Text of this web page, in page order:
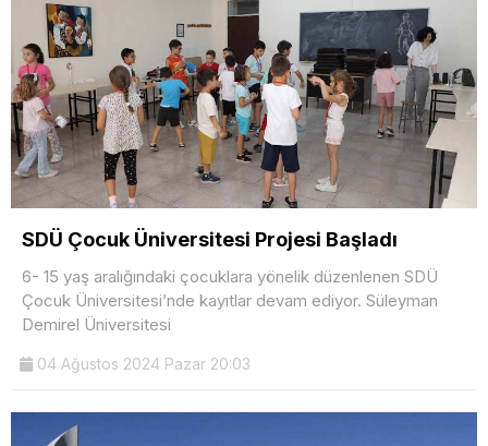
SDÜ Çocuk Üniversitesi Projesi Başladı
6- 15 yaş aralığındaki çocuklara yönelik düzenlenen SDÜ
Çocuk Üniversitesi’nde kayıtlar devam ediyor. Süleyman
Demirel Üniversitesi
04 Ağustos 2024 Pazar 20:03